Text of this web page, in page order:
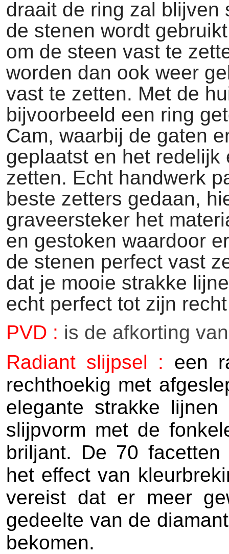
draait de ring zal blijven
de stenen wordt
om de steen vast te
worden dan ook weer
vast te zetten. Met de
bijvoorbeeld een ring
Cam, waarbij de gaten
geplaatst en het
zetten. Echt handwerk
beste zetters gedaan,
graveersteker het
en gestoken waardoor
de stenen perfect vast
dat je mooie strakke
echt perfect tot zijn
PVD : is de afkorting
Radiant slijpsel : een
rechthoekig met
elegante strakke
slijpvorm met de
briljant. De 70
het effect van
vereist dat er meer
gedeelte van de
bekomen.